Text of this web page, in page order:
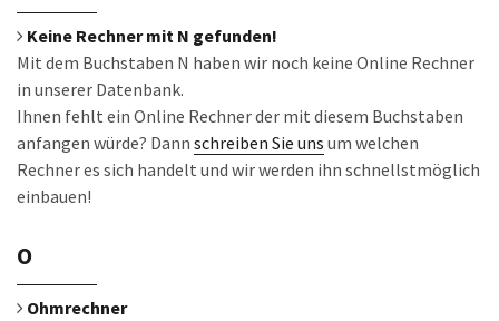
Keine Rechner mit N gefunden!
Mit dem Buchstaben N haben wir noch keine Online Rechner
in unserer Datenbank.
Ihnen fehlt ein Online Rechner der mit diesem Buchstaben
anfangen würde? Dann schreiben Sie uns um welchen
Rechner es sich handelt und wir werden ihn schnellstmöglich
einbauen!
O
Ohmrechner